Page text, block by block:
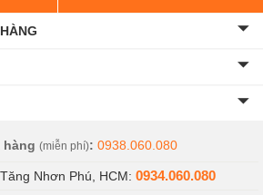
hàng (miễn phí): 0938.060.080
Nhơn Phú, HCM: 0934.060.080